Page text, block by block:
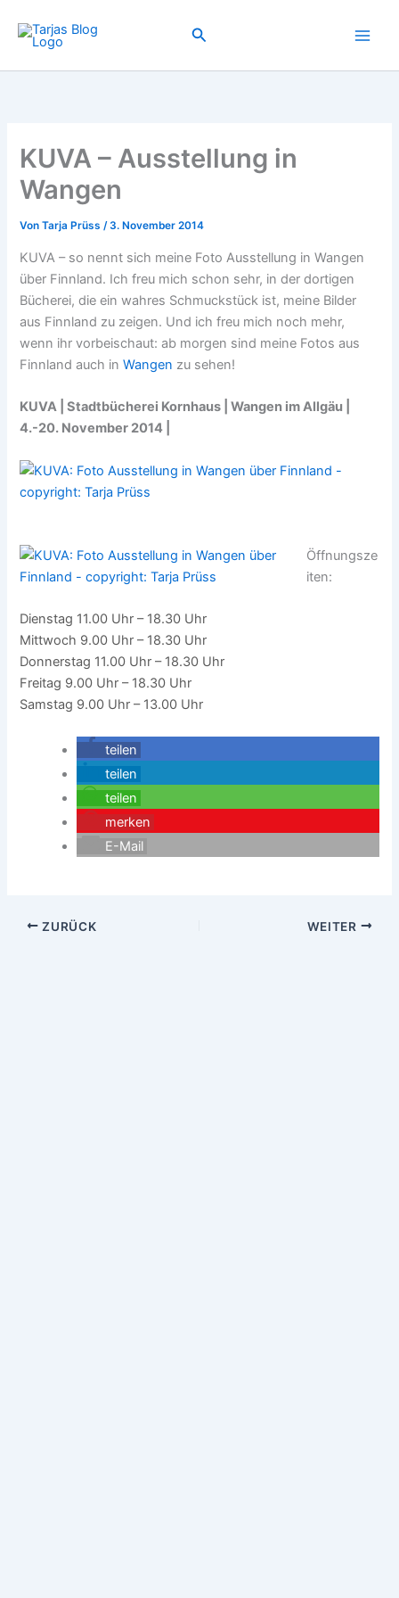
Inhalt
springen
Suchen
KUVA – Ausstellung in
Wangen
VonTarja Prüss/3. November 2014
KUVA – so nennt sich meine Foto Ausstellung in Wangen
über Finnland. Ich freu mich schon sehr, in der dortigen
Bücherei, die ein wahres Schmuckstück ist, meine Bilder
aus Finnland zu zeigen. Und ich freu mich noch mehr,
wenn ihr vorbeischaut: ab morgen sind meine Fotos aus
Finnland auch inWangen zu sehen!
KUVA | Stadtbücherei Kornhaus | Wangen im Allgäu |
4.-20. November 2014 |
Öffnungsze
iten:
Dienstag 11.00 Uhr – 18.30 Uhr
Mittwoch 9.00 Uhr – 18.30 Uhr
Donnerstag 11.00 Uhr – 18.30 Uhr
Freitag 9.00 Uhr – 18.30 Uhr
Samstag 9.00 Uhr – 13.00 Uhr
teilen
teilen
teilen
merken
E-Mail
ZURÜCK WEITER